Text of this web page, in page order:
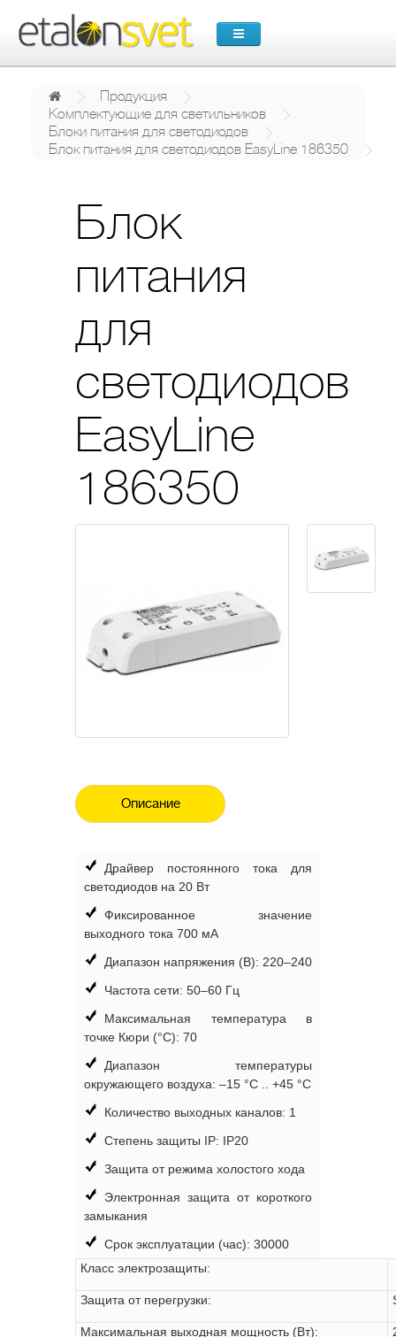
Продукция
Комплектующие для светильников
Блоки питания для светодиодов
Блок питания для светодиодов EasyLine 186350
Блок
питания
для
светодиодов
EasyLine
186350
Описание
Драйвер постоянного тока для
светодиодов на 20 Вт
Фиксированное значение
выходного тока 700 мА
Диапазон напряжения (В): 220–240
Частота сети: 50–60 Гц
Максимальная температура в
точке Кюри (°C): 70
Диапазон температуры
окружающего воздуха: –15 °C .. +45 °C
Количество выходных каналов: 1
Степень защиты IP: IP20
Защита от режима холостого хода
Электронная защита от короткого
замыкания
Срок эксплуатации (час): 30000
Класс электрозащиты:
Защита от перегрузки:
Максимальная выходная мощность (Вт):